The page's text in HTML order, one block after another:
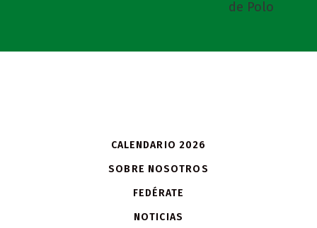
CALENDARIO 2026
SOBRE NOSOTROS
FEDÉRATE
NOTICIAS